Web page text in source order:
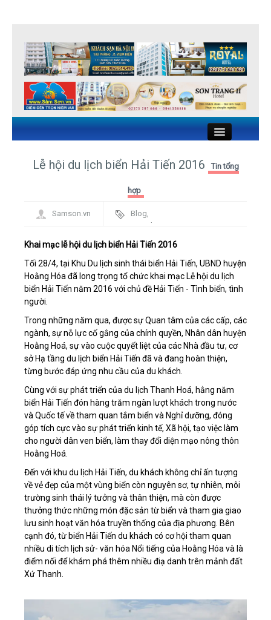
KHÁCH SẠN SẦM SƠN
NHÀ NGHỈ SẦM SƠN
NHÀ HÀNG HẢI SẢN SẦM SƠN
DU LỊCH SẦM SƠN
LIÊN HỆ
Lễ hội du lịch biển Hải Tiến 2016 Tin tổng
hợp
Samson.vn Blog
Framework
Khai mạc lễ hội du lịch biển Hải Tiến 2016
Tối 28/4, tại Khu Du lịch sinh thái biển Hải Tiến, UBND huyện
Hoằng Hóa đã long trọng tổ chức khai mạc Lễ hội du lịch
biển Hải Tiến năm 2016 với chủ đề Hải Tiến - Tình biển, tình
người.
Trong những năm qua, được sự Quan tâm của các cấp, các
ngành, sự nỗ lực cố gắng của chính quyền, Nhân dân huyện
Hoằng Hoá, sự vào cuộc quyết liệt của các Nhà đầu tư, cơ
sở Hạ tầng du lịch biển Hải Tiến đã và đang hoàn thiện,
từng bước đáp ứng nhu cầu của du khách.
Cùng với sự phát triển của du lịch Thanh Hoá, hằng năm
biển Hải Tiến đón hàng trăm ngàn lượt khách trong nước
và Quốc tế về tham quan tắm biển và Nghỉ dưỡng, đóng
góp tích cực vào sự phát triển kinh tế, Xã hội, tạo việc làm
cho người dân ven biển, làm thay đổi diện mạo nông thôn
Hoằng Hoá.
Đến với khu du lịch Hải Tiến, du khách không chỉ ấn tượng
về vẻ đẹp của một vùng biển còn nguyên sơ, tự nhiên, môi
trường sinh thái lý tưởng và thân thiện, mà còn được
thưởng thức những món đặc sản từ biển và tham gia giao
lưu sinh hoạt văn hóa truyền thống của địa phương. Bên
cạnh đó, từ biển Hải Tiến du khách có cơ hội tham quan
nhiều di tích lịch sử- văn hóa Nổi tiếng của Hoằng Hóa và là
điểm nối để khám phá thêm nhiều điạ danh trên mảnh đất
Xứ Thanh.